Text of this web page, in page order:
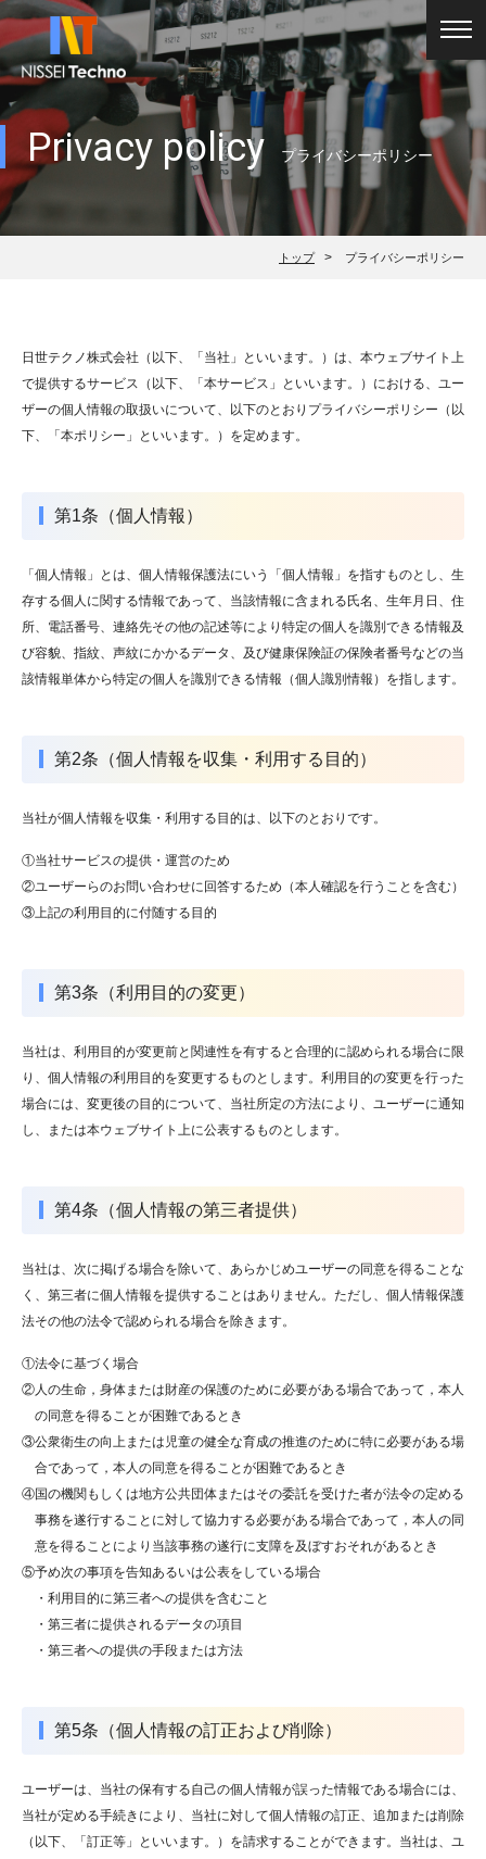
Privacy policy プライバシーポリシー
トップ> プライバシーポリシー
日世テクノ株式会社（以下、「当社」といいます。）は、本ウェブサイト上
で提供するサービス（以下、「本サービス」といいます。）における、ユー
ザーの個人情報の取扱いについて、以下のとおりプライバシーポリシー（以
下、「本ポリシー」といいます。）を定めます。
第1条（個人情報）
「個人情報」とは、個人情報保護法にいう「個人情報」を指すものとし、生
存する個人に関する情報であって、当該情報に含まれる氏名、生年月日、住
所、電話番号、連絡先その他の記述等により特定の個人を識別できる情報及
び容貌、指紋、声紋にかかるデータ、及び健康保険証の保険者番号などの当
該情報単体から特定の個人を識別できる情報（個人識別情報）を指します。
第2条（個人情報を収集・利用する目的）
当社が個人情報を収集・利用する目的は、以下のとおりです。
①当社サービスの提供・運営のため
②ユーザーらのお問い合わせに回答するため（本人確認を行うことを含む）
③上記の利用目的に付随する目的
第3条（利用目的の変更）
当社は、利用目的が変更前と関連性を有すると合理的に認められる場合に限
り、個人情報の利用目的を変更するものとします。利用目的の変更を行った
場合には、変更後の目的について、当社所定の方法により、ユーザーに通知
し、または本ウェブサイト上に公表するものとします。
第4条（個人情報の第三者提供）
当社は、次に掲げる場合を除いて、あらかじめユーザーの同意を得ることな
く、第三者に個人情報を提供することはありません。ただし、個人情報保護
法その他の法令で認められる場合を除きます。
①法令に基づく場合
②人の生命，身体または財産の保護のために必要がある場合であって，本人
の同意を得ることが困難であるとき
③公衆衛生の向上または児童の健全な育成の推進のために特に必要がある場
合であって，本人の同意を得ることが困難であるとき
④国の機関もしくは地方公共団体またはその委託を受けた者が法令の定める
事務を遂行することに対して協力する必要がある場合であって，本人の同
意を得ることにより当該事務の遂行に支障を及ぼすおそれがあるとき
⑤予め次の事項を告知あるいは公表をしている場合
・利用目的に第三者への提供を含むこと
・第三者に提供されるデータの項目
・第三者への提供の手段または方法
第5条（個人情報の訂正および削除）
ユーザーは、当社の保有する自己の個人情報が誤った情報である場合には、
当社が定める手続きにより、当社に対して個人情報の訂正、追加または削除
（以下、「訂正等」といいます。）を請求することができます。当社は、ユ